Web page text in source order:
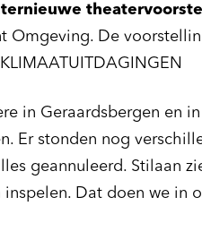
Omgeving. De
in Geraardsbergen en
Er stonden nog
geannuleerd. Stilaan
inspelen. Dat doen we in